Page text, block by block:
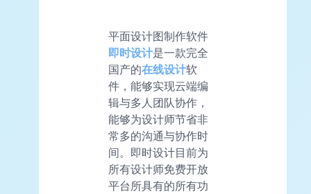
平面设计图制作软件
即时设计是一款完全
国产的在线设计软
件，能够实现云端编
辑与多人团队协作，
能够为设计师节省非
常多的沟通与协作时
间。即时设计目前为
所有设计师免费开放
平台所具有的所有功